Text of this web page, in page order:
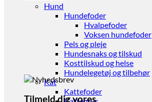
Hund
Hundefoder
Hvalpefoder
Voksen hundefoder
Pels og pleje
Hundesnaks og tilskud
Kosttilskud og helse
Hundelegetøj og tilbehør
Kat
Kattefoder
Tilmeld dig vores